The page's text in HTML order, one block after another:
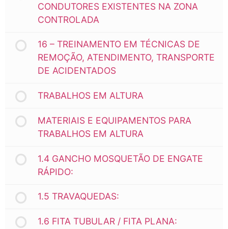
CONDUTORES EXISTENTES NA ZONA
CONTROLADA
16 – TREINAMENTO EM TÉCNICAS DE
REMOÇÃO, ATENDIMENTO, TRANSPORTE
DE ACIDENTADOS
TRABALHOS EM ALTURA
MATERIAIS E EQUIPAMENTOS PARA
TRABALHOS EM ALTURA
1.4 GANCHO MOSQUETÃO DE ENGATE
RÁPIDO:
1.5 TRAVAQUEDAS:
1.6 FITA TUBULAR / FITA PLANA: